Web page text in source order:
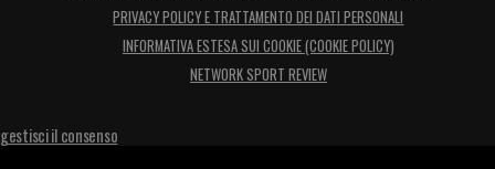
PRIVACY POLICY E TRATTAMENTO DEI DATI PERSONALI
INFORMATIVA ESTESA SUI COOKIE (COOKIE POLICY)
NETWORK SPORT REVIEW
gestisci il consenso